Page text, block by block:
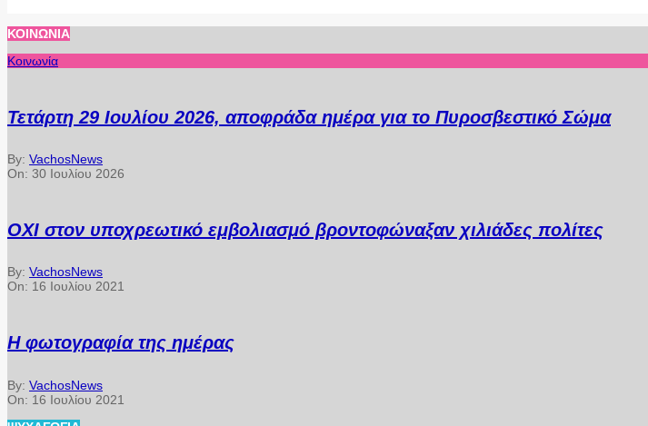
ΚΟΙΝΩΝΊΑ
Κοινωνία
Τετάρτη 29 Ιουλίου 2026, αποφράδα ημέρα για το Πυροσβεστικό Σώμα
By: VachosNews
On: 30 Ιουλίου 2026
ΟΧΙ στον υποχρεωτικό εμβολιασμό βροντοφώναξαν χιλιάδες πολίτες
By: VachosNews
On: 16 Ιουλίου 2021
Η φωτογραφία της ημέρας
By: VachosNews
On: 16 Ιουλίου 2021